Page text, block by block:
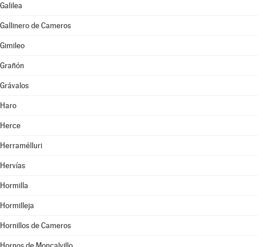
Galilea
Gallinero de Cameros
Gimileo
Grañón
Grávalos
Haro
Herce
Herramélluri
Hervías
Hormilla
Hormilleja
Hornillos de Cameros